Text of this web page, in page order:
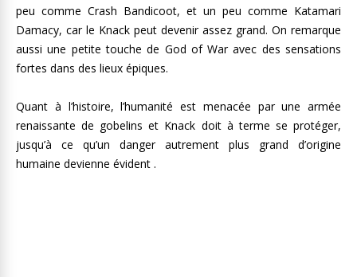
peu comme Crash Bandicoot, et un peu comme Katamari
Damacy, car le Knack peut devenir assez grand. On remarque
aussi une petite touche de God of War avec des sensations
fortes dans des lieux épiques.
Quant à l’histoire, l’humanité est menacée par une armée
renaissante de gobelins et Knack doit à terme se protéger,
jusqu’à ce qu’un danger autrement plus grand d’origine
humaine devienne évident .